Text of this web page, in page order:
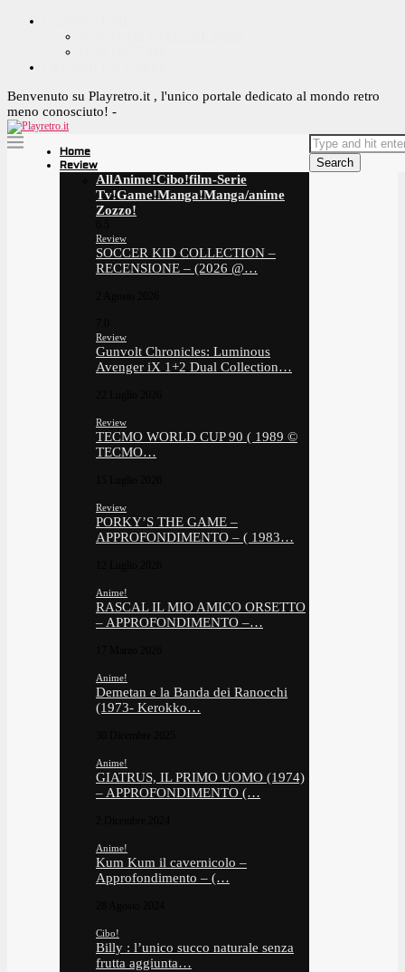
Benvenuto su Playretro.it , l'unico portale dedicato al mondo retro
meno conosciuto! -
Home
Review
AllAnime!Cibo!film-Serie
Tv!Game!Manga!Manga/anime
Zozzo!
Review
SOCCER KID COLLECTION –
RECENSIONE – (2026 @…
Review
Gunvolt Chronicles: Luminous
Avenger iX 1+2 Dual Collection…
Review
TECMO WORLD CUP 90 ( 1989 ©
TECMO…
Review
PORKY’S THE GAME –
APPROFONDIMENTO – ( 1983…
Anime!
RASCAL IL MIO AMICO ORSETTO
– APPROFONDIMENTO –…
Anime!
Demetan e la Banda dei Ranocchi
(1973- Kerokko…
Anime!
GIATRUS, IL PRIMO UOMO (1974)
– APPROFONDIMENTO (…
Anime!
Kum Kum il cavernicolo –
Approfondimento – (…
Cibo!
Billy : l’unico succo naturale senza
frutta aggiunta…
Search